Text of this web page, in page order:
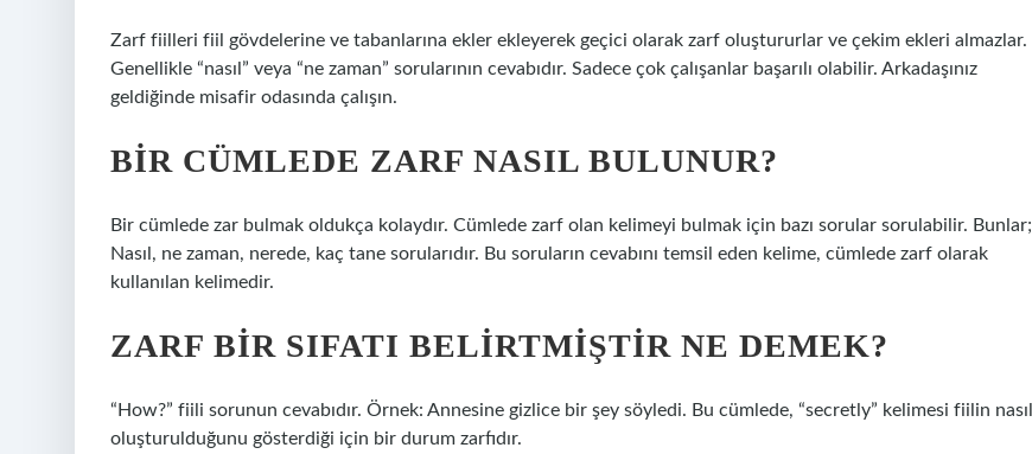
Zarf fiilleri fiil gövdelerine ve tabanlarına ekler ekleyerek geçici olarak zarf oluştururlar ve çekim ekleri almazlar.
Genellikle “nasıl” veya “ne zaman” sorularının cevabıdır. Sadece çok çalışanlar başarılı olabilir. Arkadaşınız
geldiğinde misafir odasında çalışın.
BIR CÜMLEDE ZARF NASIL BULUNUR?
Bir cümlede zar bulmak oldukça kolaydır. Cümlede zarf olan kelimeyi bulmak için bazı sorular sorulabilir. Bunlar;
Nasıl, ne zaman, nerede, kaç tane sorularıdır. Bu soruların cevabını temsil eden kelime, cümlede zarf olarak
kullanılan kelimedir.
ZARF BIR SIFATI BELIRTMIŞTIR NE DEMEK?
“How?” fiili sorunun cevabıdır. Örnek: Annesine gizlice bir şey söyledi. Bu cümlede, “secretly” kelimesi fiilin nasıl
oluşturulduğunu gösterdiği için bir durum zarfıdır.